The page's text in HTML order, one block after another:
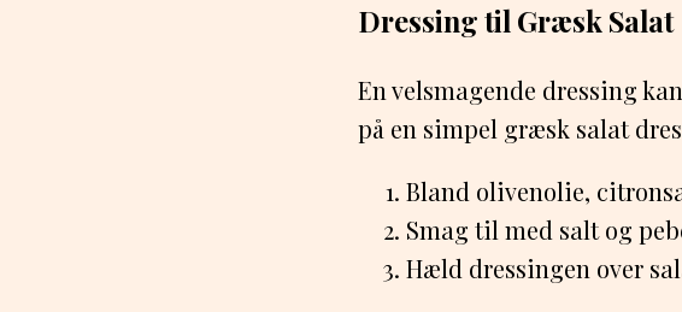
Dressing til Græsk Salat
En velsmagende dressing
på en simpel græsk salat
Bland olivenolie,
Smag til med salt og
Hæld dressingen over